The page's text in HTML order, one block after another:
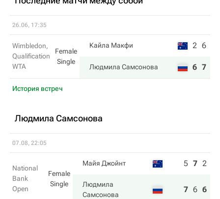
26.06, 17:35
Wimbledon,
Qualification
WTA
Female
Single
Кайла Макфи 2 6
Людмила Самсонова 6 7
История встреч
Людмила Самсонова
07.08, 22:05
National
Bank
Open
Female
Single
Майя Джойнт 5 7 2
Людмила
Самсонова
7 6 6